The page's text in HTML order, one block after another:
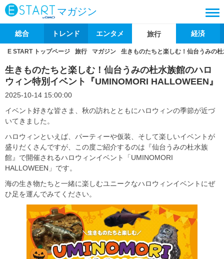
マガジン
総合 トレンド エンタメ 旅行 経済
E START トップページ 旅行 マガジン 生きものたちと楽しむ！仙台うみの
生きものたちと楽しむ！仙台うみの杜水族館のハロ
ウィン特別イベント『UMINOMORI HALLOWEEN』
2025-10-14 15:00:00
イベント好きな皆さま、秋の訪れとともにハロウィンの季節が近づ
いてきました。
ハロウィンといえば、パーティーや仮装、そして楽しいイベントが
盛りだくさんですが、この度ご紹介するのは『仙台うみの杜水族
館』で開催されるハロウィンイベント「UMINOMORI
HALLOWEEN」です。
海の生き物たちと一緒に楽しむユニークなハロウィンイベントにぜ
ひ足を運んでみてください。